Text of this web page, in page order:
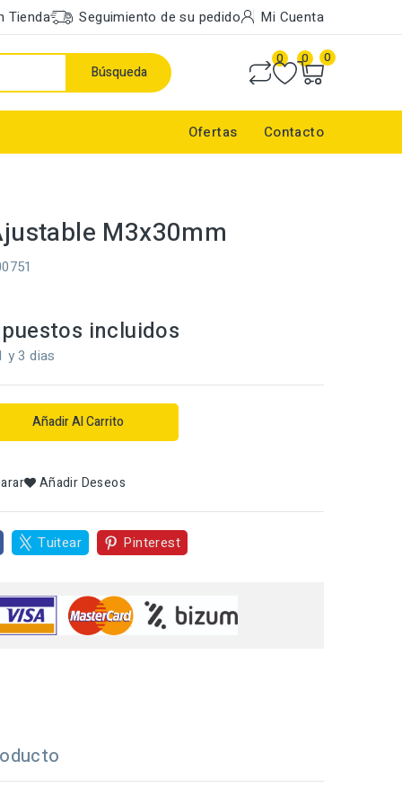
Tienda Seguimiento de su pedido Mi Cuenta
Búsqueda
0 0 0
Ofertas Contacto
M3x30mm
incluidos
y 3 dias
Añadir Al Carrito
Añadir Deseos
Tuitear Pinterest